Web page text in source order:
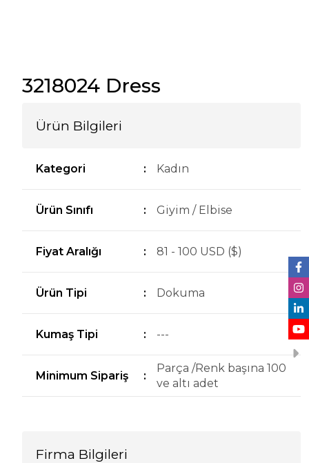
3218024 Dress
Ürün Bilgileri
Kategori : Kadın
Ürün Sınıfı : Giyim / Elbise
Fiyat Aralığı : 81 - 100 USD ($)
Ürün Tipi : Dokuma
Kumaş Tipi : ---
Minimum Sipariş :
Parça /Renk başına 100
ve altı adet
Firma Bilgileri